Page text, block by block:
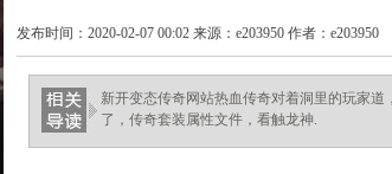
发布时间：2020-02-07 00:02 来源：e203950 作者：e203950
新开变态传奇网站热血传奇对着洞里的玩家
了，传奇套装属性文件，看触龙神.